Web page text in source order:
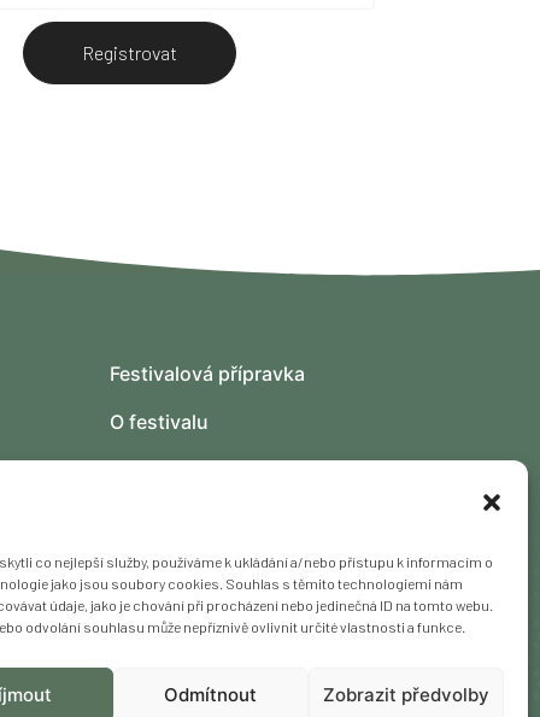
co nejlepší služby, používáme k ukládání a/nebo přístupu k informacím o
jako jsou soubory cookies. Souhlas s těmito technologiemi nám
údaje, jako je chování při procházení nebo jedinečná ID na tomto webu.
odvolání souhlasu může nepříznivě ovlivnit určité vlastnosti a funkce.
Odmítnout Zobrazit předvolby
Registrovat
Festivalová přípravka
O festivalu
vyhrazena.